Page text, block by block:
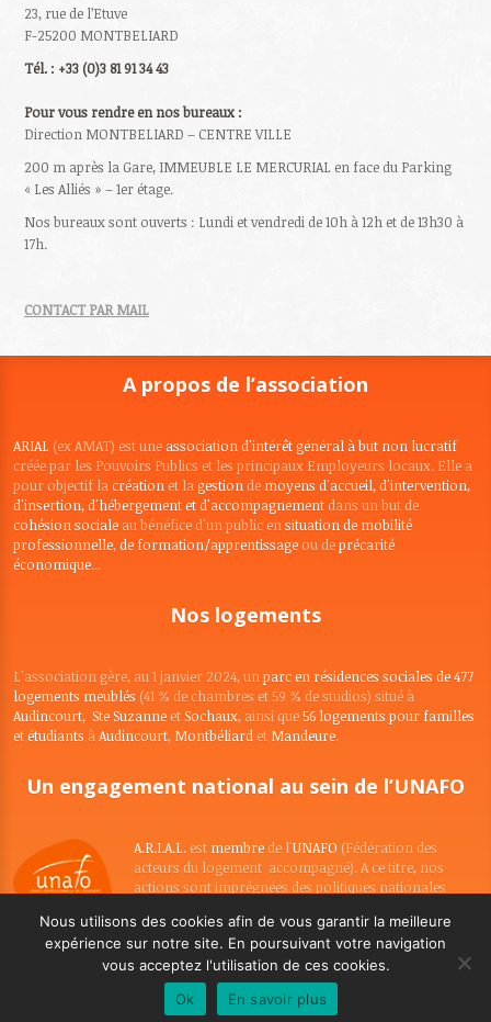
23, rue de l’Etuve
F-25200 MONTBELIARD
Tél. : +33 (0)3 81 91 34 43
Pour vous rendre en nos bureaux :
Direction MONTBELIARD – CENTRE VILLE
200 m après la Gare, IMMEUBLE LE MERCURIAL en face du Parking
« Les Alliés » – 1er étage.
Nos bureaux sont ouverts : Lundi et vendredi de 10h à 12h et de 13h30 à
17h.
CONTACT PAR MAIL
A propos de l’association
ARIAL (ex AMAT) est une association d'intérêt général à but non lucratif
créée par les Pouvoirs Publics et les principaux Employeurs locaux. Elle a
pour objectif lacréation et la gestion de moyens d'accueil, d'intervention,
d'insertion, d'hébergement et d'accompagnement dans un but de
cohésion sociale au bénéfice d'un public ensituation de mobilité
professionnelle,de formation/apprentissage ou deprécarité
économique...
Nos logements
L'association gère, au 1 janvier 2024, unparc en résidences sociales de 477
logements meublés (41 % de chambres et 59 % de studios) situé à
Audincourt, Ste Suzanne et Sochaux, ainsi que56 logements pour familles
et étudiants àAudincourt, Montbéliard et Mandeure.
Un engagement national au sein de l’UNAFO
A.R.I.A.L. est membre de l'UNAFO (Fédération des
acteurs du logement accompagné). A ce titre, nos
actions sont imprégnées des politiques nationales
A.R.I.A.L. Copyright ©2017 - Tous droits réservés
Mentions légales- Réalisation :
Nous utilisons des cookies afin de vous garantir la meilleure
expérience sur notre site. En poursuivant votre navigation
vous acceptez l'utilisation de ces cookies.
Ok
En savoir plus